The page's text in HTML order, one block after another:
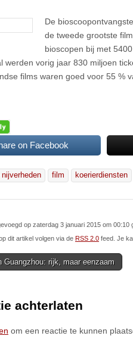
De
de tweede grootste
bioscopen bij met
werden vorig jaar 830 miljoen
films waren goed voor 55 %
on Facebook
film koerierdiensten
op zaterdag 3 januari 2015 om 00:10
dit artikel volgen via de RSS 2.0 feed. Je
Guangzhou: rijk, maar eenzaam
achterlaten
om een reactie te kunnen